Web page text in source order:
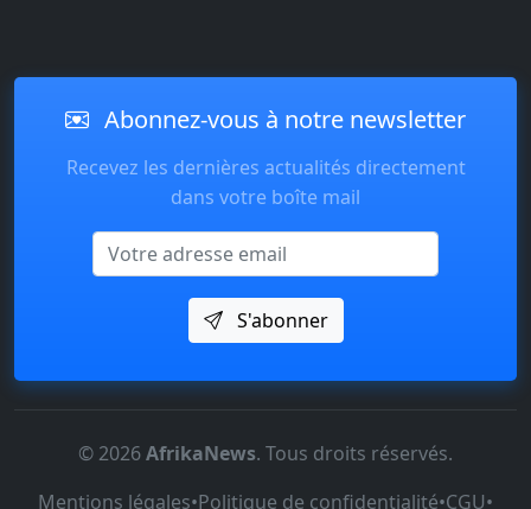
Abonnez-vous à notre newsletter
Recevez les dernières actualités directement
dans votre boîte mail
Email
S'abonner
© 2026AfrikaNews. Tous droits réservés.
Mentions légales•Politique de confidentialité•CGU•